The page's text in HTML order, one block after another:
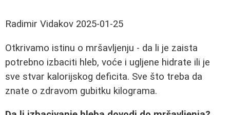
Radimir Vidakov 2025-01-25
Otkrivamo istinu o mršavljenju - da li je zaista
potrebno izbaciti hleb, voće i ugljene hidrate ili je
sve stvar kalorijskog deficita. Sve što treba da
znate o zdravom gubitku kilograma.